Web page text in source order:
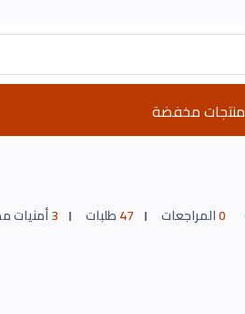
منتجات مخفضة
0المراجعات 47طلبات 3أمنيات